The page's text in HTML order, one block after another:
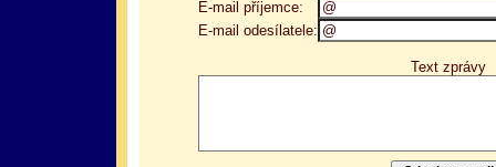
E-mail příjemce:
E-mail odesílatele:
Text zprávy